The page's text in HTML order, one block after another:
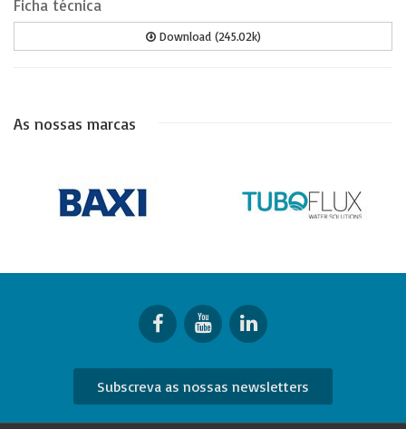
Ficha técnica
Download (245.02k)
As nossas marcas
Subscreva as nossas newsletters